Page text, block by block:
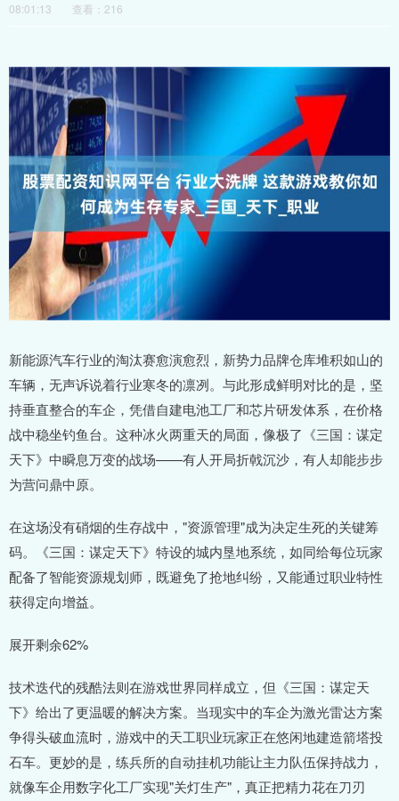
08:01:13
查看：216
新能源汽车行业的淘汰赛愈演愈烈，新势力品牌仓库堆积如山的
车辆，无声诉说着行业寒冬的凛冽。与此形成鲜明对比的是，坚
持垂直整合的车企，凭借自建电池工厂和芯片研发体系，在价格
战中稳坐钓鱼台。这种冰火两重天的局面，像极了《三国：谋定
天下》中瞬息万变的战场——有人开局折戟沉沙，有人却能步步
为营问鼎中原。
在这场没有硝烟的生存战中，"资源管理"成为决定生死的关键筹
码。《三国：谋定天下》特设的城内垦地系统，如同给每位玩家
配备了智能资源规划师，既避免了抢地纠纷，又能通过职业特性
获得定向增益。
展开剩余62%
技术迭代的残酷法则在游戏世界同样成立，但《三国：谋定天
下》给出了更温暖的解决方案。当现实中的车企为激光雷达方案
争得头破血流时，游戏中的天工职业玩家正在悠闲地建造箭塔投
石车。更妙的是，练兵所的自动挂机功能让主力队伍保持战力，
就像车企用数字化工厂实现"关灯生产"，真正把精力花在刀刃